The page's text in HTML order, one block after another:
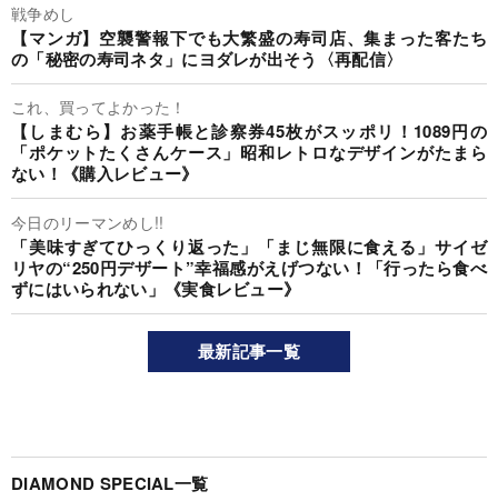
戦争めし
【マンガ】空襲警報下でも大繁盛の寿司店、集まった客たち
の「秘密の寿司ネタ」にヨダレが出そう〈再配信〉
これ、買ってよかった！
【しまむら】お薬手帳と診察券45枚がスッポリ！1089円の
「ポケットたくさんケース」昭和レトロなデザインがたまら
ない！《購入レビュー》
今日のリーマンめし!!
「美味すぎてひっくり返った」「まじ無限に食える」サイゼ
リヤの“250円デザート”幸福感がえげつない！「行ったら食べ
ずにはいられない」《実食レビュー》
最新記事一覧
DIAMOND SPECIAL一覧